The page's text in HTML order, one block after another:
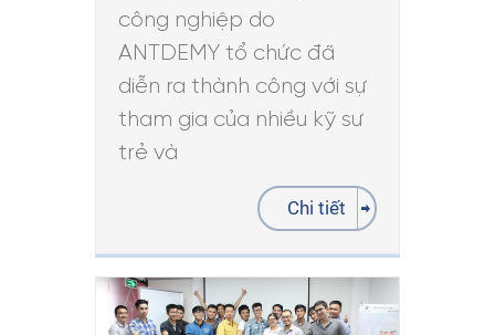
công nghiệp do
ANTDEMY tổ chức đã
diễn ra thành công với sự
tham gia của nhiều kỹ sư
trẻ và
Chi tiết